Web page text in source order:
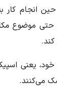
انجام
حتی موضوع
یعنی
می‌کنند.